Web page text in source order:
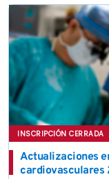
INSCRIPCIÓN CERRADA
Actualizaciones
cardiovasculares